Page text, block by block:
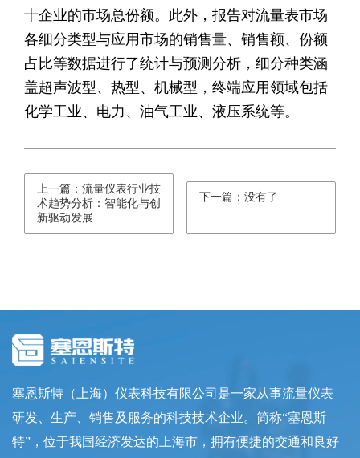
十企业的市场总份额。此外，报告对流量表市场
各细分类型与应用市场的销售量、销售额、份额
占比等数据进行了统计与预测分析，细分种类涵
盖超声波型、热型、机械型，终端应用领域包括
化学工业、电力、油气工业、液压系统等。
上一篇：流量仪表行业技
术趋势分析：智能化与创
新驱动发展
下一篇：没有了
塞恩斯特（上海）仪表科技有限公司是一家从事流量仪表
研发、生产、销售及服务的科技技术企业。简称“塞恩斯
特”，位于我国经济发达的上海市，拥有便捷的交通和良好